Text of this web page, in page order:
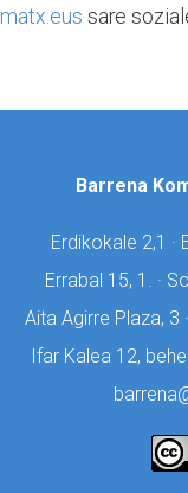
sare
Barrena
Erdikokale 2,1 ·
Errabal 15, 1. ·
Aita Agirre Plaza, 3
Ifar Kalea 12,